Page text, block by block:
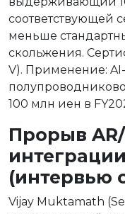
соответствующей
меньше
скольжения.
V). Применение:
100 млн иен в
Прорыв
(интервью
Vijay Muktamath